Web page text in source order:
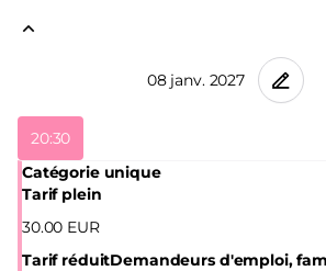
création, trois ans après Maldonne qui a
monde entier, Leïla Ka nous touche à
20:30
Catégorie unique
Tarif plein
30.00 EUR
Tarif réduitDemandeurs d'emploi,